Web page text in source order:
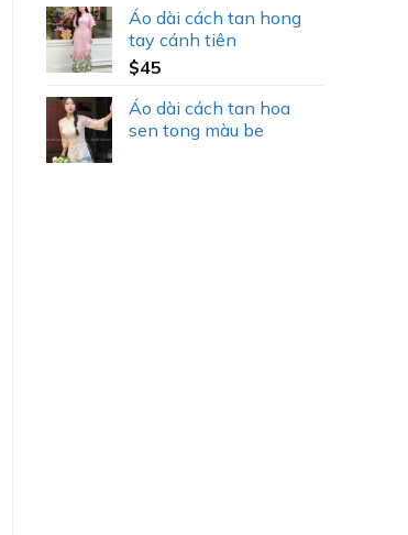
Áo dài cách tan hong
tay cánh tiên
$45
Áo dài cách tan hoa
sen tong màu be